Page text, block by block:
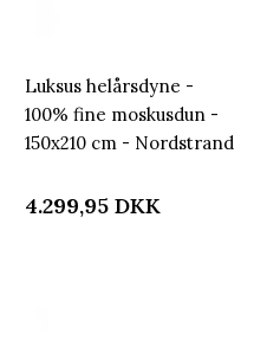
Luksus helårsdyne -
100% fine moskusdun -
150x210 cm - Nordstrand
bomuldssatin bolstre
4.299,95 DKK